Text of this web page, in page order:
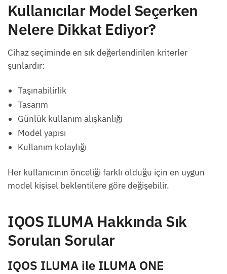
Kullanıcılar Model Seçerken
Nelere Dikkat Ediyor?
Cihaz seçiminde en sık değerlendirilen kriterler
şunlardır:
Taşınabilirlik
Tasarım
Günlük kullanım alışkanlığı
Model yapısı
Kullanım kolaylığı
Her kullanıcının önceliği farklı olduğu için en uygun
model kişisel beklentilere göre değişebilir.
IQOS ILUMA Hakkında Sık
Sorulan Sorular
IQOS ILUMA ile ILUMA ONE